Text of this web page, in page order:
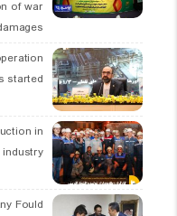
of war
started
in
industry
Fould